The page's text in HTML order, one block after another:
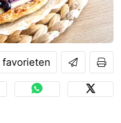
favorieten